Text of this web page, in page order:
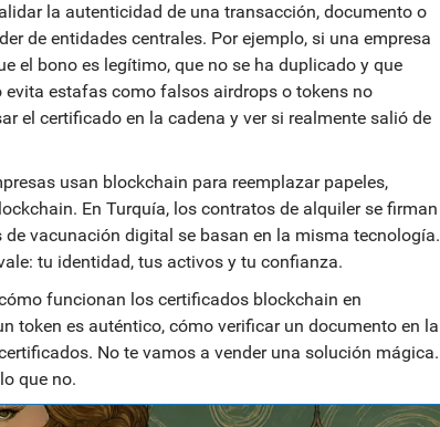
la autenticidad de una transacción, documento o
de entidades centrales. Por ejemplo, si una empresa
el bono es legítimo, que no se ha duplicado y que
estafas como falsos airdrops o tokens no
el certificado en la cadena y ver si realmente salió de
usan blockchain para reemplazar papeles,
En Turquía, los contratos de alquiler se firman
vacunación digital se basan en la misma tecnología.
tu identidad, tus activos y tu confianza.
funcionan los certificados blockchain en
token es auténtico, cómo verificar un documento en la
No te vamos a vender una solución mágica.
que no.